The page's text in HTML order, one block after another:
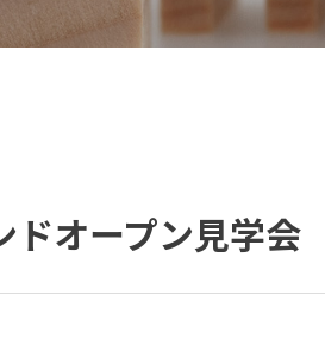
オープン見学会